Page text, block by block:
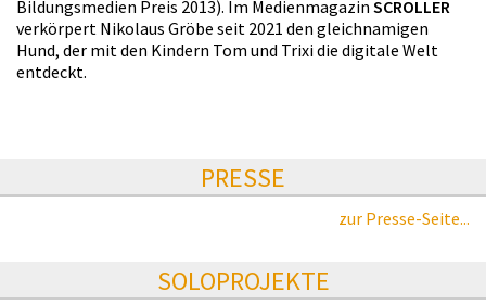
Bildungsmedien Preis 2013). Im Medienmagazin SCROLLER
verkörpert Nikolaus Gröbe seit 2021 den gleichnamigen
Hund, der mit den Kindern Tom und Trixi die digitale Welt
entdeckt.
PRESSE
zur Presse-Seite...
SOLOPROJEKTE